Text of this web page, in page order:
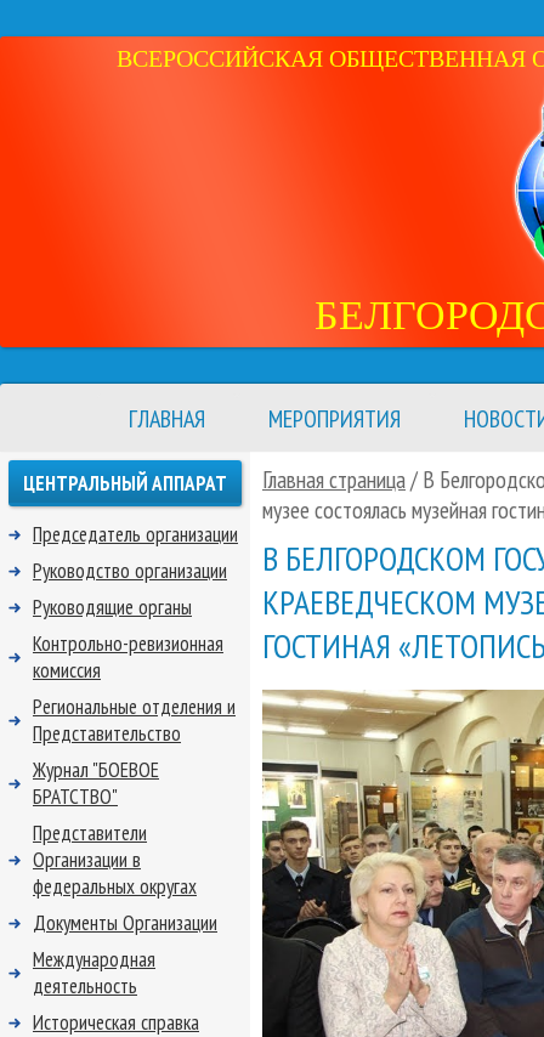
ВСЕРОССИЙСКАЯ ОБЩЕСТВЕННАЯ
ГЛАВНАЯ МЕРОПРИЯТИЯ
Главная страница/ В
музее состоялась музейная
В БЕЛГОРОДСКОМ
КРАЕВЕДЧЕСКОМ
ГОСТИНАЯ
ЦЕНТРАЛЬНЫЙ АППАРАТ
Председатель организации
Руководство организации
Руководящие органы
Контрольно-ревизионная
комиссия
Региональные отделения и
Представительство
Журнал "БОЕВОЕ
БРАТСТВО"
Представители
Организации в
федеральных округах
Документы Организации
Международная
деятельность
Историческая справка